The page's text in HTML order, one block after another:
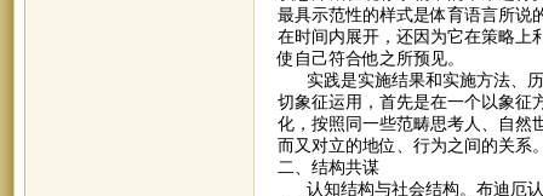
最具示范性的样式是体育语言所说
在时间内展开，还因为它在策略上
使自己符合他之所预见。
实践是实施结果和实施方法、历
切象征运用，首先是在一个以象征
化，按照同一些范畴思考人、自然
而又对立的地位、行为之间的关系
二、结构共谋
认知结构与社会结构。布迪厄认